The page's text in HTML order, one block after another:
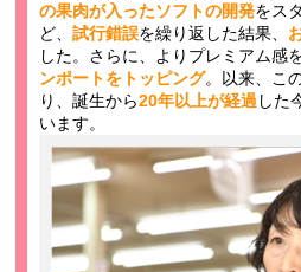
の果肉が入ったソフトの開発をス
ど、試行錯誤を繰り返した結果、
した。さらに、よりプレミアム感
ンポートをトッピング。以来、こ
り、誕生から20年以上が経過した
います。